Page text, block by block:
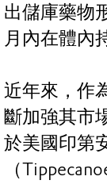
出儲庫藥物
月內在體內
近年來，作
斷加強其市
於美國印第
（